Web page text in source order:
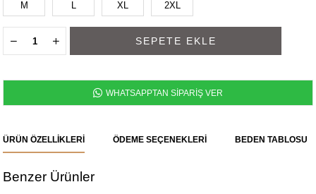
M XL 2XL
WHATSAPPTAN SİPARİŞ VER
ÜRÜN ÖZELLIKLERI ÖDEME SEÇENEKLERI BEDEN TABLOSU
Benzer Ürünler